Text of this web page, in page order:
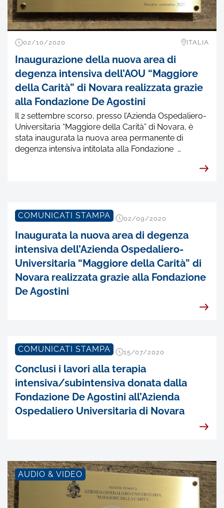
02/10/2020 ITALIA
Inaugurazione della nuova area di
degenza intensiva dell’AOU “Maggiore
della Carità” di Novara realizzata grazie
alla Fondazione De Agostini
Il 2 settembre scorso, presso l’Azienda Ospedaliero-
Universitaria “Maggiore della Carità” di Novara, è
stata inaugurata la nuova area permanente di
degenza intensiva intitolata alla Fondazione …
COMUNICATI STAMPA 02/09/2020
Inaugurata la nuova area di degenza
intensiva dell’Azienda Ospedaliero-
Universitaria “Maggiore della Carità” di
Novara realizzata grazie alla Fondazione
De Agostini
COMUNICATI STAMPA 15/07/2020
Conclusi i lavori alla terapia
intensiva/subintensiva donata dalla
Fondazione De Agostini all’Azienda
Ospedaliero Universitaria di Novara
AUDIO & VIDEO